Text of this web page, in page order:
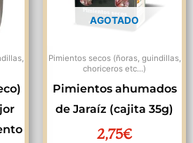
AGOTADO
Pimientos secos (ñoras, guindillas,
choriceros etc...)
Pimientos ahumados
de Jaraíz (cajita 35g)
2,75€